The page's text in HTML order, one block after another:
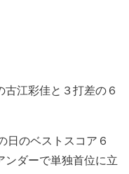
江彩佳と３打差の６
日のベストスコア６
ンダーで単独首位に立